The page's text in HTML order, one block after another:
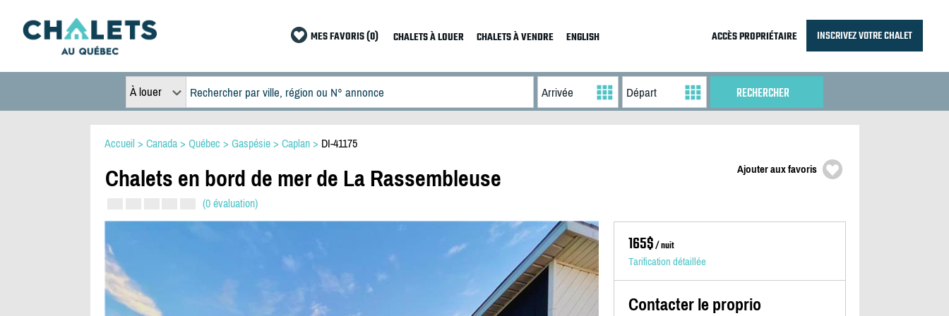
MES FAVORIS (0) CHALETS À LOUER CHALETS À VENDRE ENGLISH ACCÈS PROPRIÉTAIRE INSCRIVEZ VOTRE CHALET
À louer
Accueil > Canada> Québec > Gaspésie> Caplan> DI-41175
Chalets en bord de mer de La Rassembleuse
(0 évaluation)
Ajouter aux favoris
165$/ nuit
Tarification détaillée
Contacter le proprio